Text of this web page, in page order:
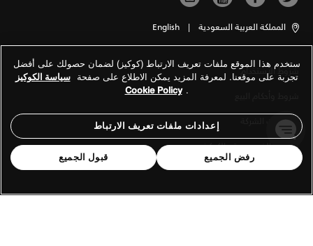
المملكة العربية السعودية |
English
شروط الاستخدام
معلومات الشركة
سياسة الخصوصية والكوكيز
ستخدم هذا الموقع ملفات تعريف الارتباط (كوكيز) لضمان حصولك على أفضل
تجربة على موقعنا. لمعرفة المزيد يمكن الاطلاع على صفحة سياسة الكوكيز
.
Cookie Policy
إعدادات ملفات تعريف الارتباط
رفض الجميع قبول الجميع